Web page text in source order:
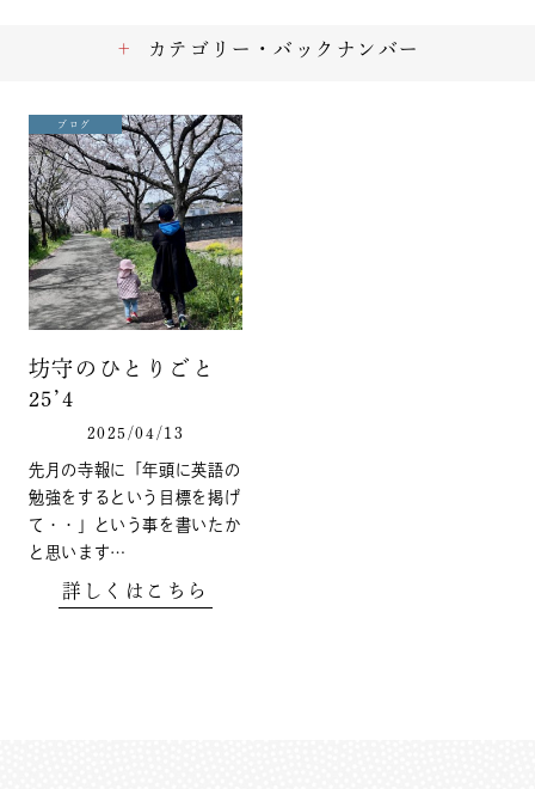
ブログ
坊守のひとりごと
25’4
2025/04/13
先月の寺報に「年頭に英語の
勉強をするという目標を掲げ
て・・」という事を書いたか
と思います…
詳しくはこちら
カテゴリー・バックナンバー